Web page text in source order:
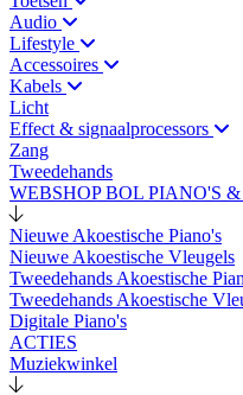
Audio
Lifestyle
Accessoires
Kabels
Licht
Effect & signaalprocessors
Zang
Tweedehands
WEBSHOP BOL PIANO'S
Nieuwe Akoestische Piano's
Nieuwe Akoestische Vleugels
Tweedehands Akoestische
Tweedehands Akoestische
Digitale Piano's
ACTIES
Muziekwinkel